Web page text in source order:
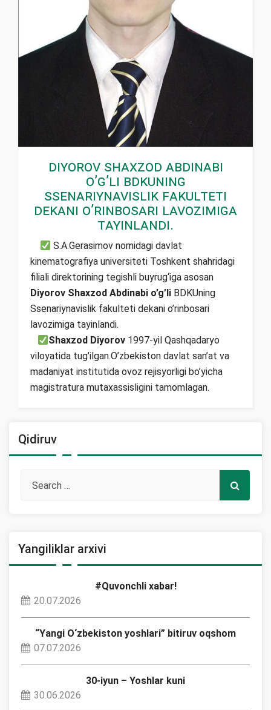
Diyorov Shaxzod Abdinabi
o’g’li BDKUning
Ssenariynavislik fakulteti
dekani o’rinbosari lavozimiga
tayinlandi.
S.A.Gerasimov nomidagi davlat
kinematografiya universiteti Toshkent shahridagi
filiali direktorining tegishli buyrug‘iga asosan
Diyorov Shaxzod Abdinabi o’g’li BDKUning
Ssenariynavislik fakulteti dekani o’rinbosari
lavozimiga tayinlandi.
Shaxzod Diyorov 1997-yil Qashqadaryo
viloyatida tug’ilgan.O’zbekiston davlat san’at va
madaniyat institutida ovoz rejisyorligi bo’yicha
magistratura mutaxassisligini tamomlagan.
Qidiruv
Yangiliklar arxivi
#Quvonchli xabar!
20.07.2026
“Yangi O‘zbekiston yoshlari” bitiruv oqshom
07.07.2026
30-iyun – Yoshlar kuni
30.06.2026